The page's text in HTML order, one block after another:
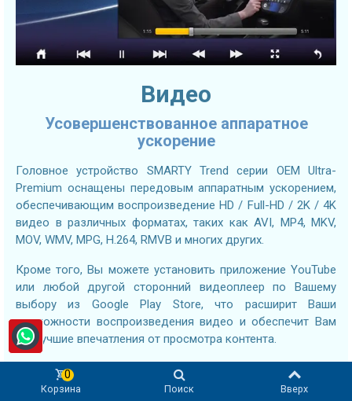
Видео
Усовершенствованное аппаратное
ускорение
Головное устройство SMARTY Trend серии OEM Ultra-
Premium оснащены передовым аппаратным ускорением,
обеспечивающим воспроизведение HD / Full-HD / 2K / 4K
видео в различных форматах, таких как AVI, MP4, MKV,
MOV, WMV, MPG, H.264, RMVB и многих других.
Кроме того, Вы можете установить приложение YouTube
или любой другой сторонний видеоплеер по Вашему
выбору из Google Play Store, что расширит Ваши
возможности воспроизведения видео и обеспечит Вам
наилучшие впечатления от просмотра контента.
Корзина
0
Поиск Вверх